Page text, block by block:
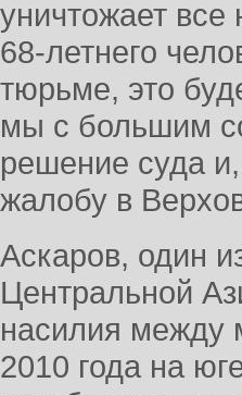
уничтожает
68-летнего
тюрьме, это
мы с большим
решение суда и,
жалобу в
Аскаров, один
Центральной
насилия между
2010 года на